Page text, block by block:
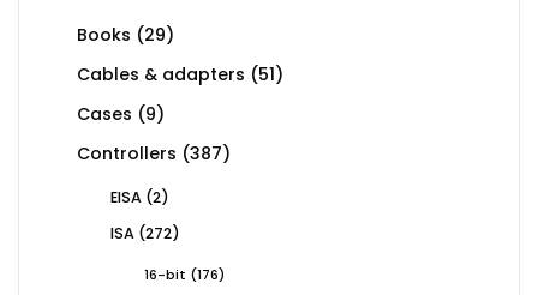
Books 2929
Cables & adapters 5151
Cases 99
Controllers 387387
EISA 22
ISA 272272
16-bit 176176